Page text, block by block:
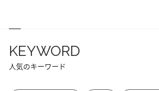
KEYWORD
人気のキーワード